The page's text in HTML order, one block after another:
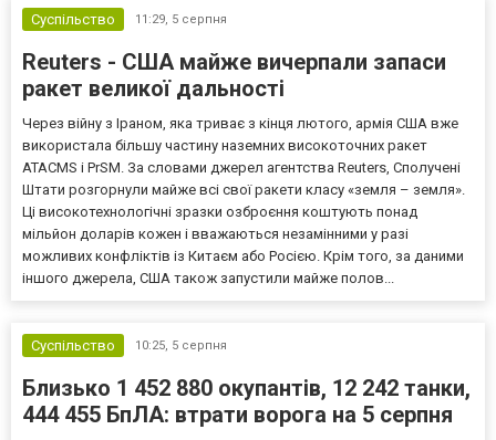
Суспільство
11:29, 5 серпня
Reuters - США майже вичерпали запаси
ракет великої дальності
Через війну з Іраном, яка триває з кінця лютого, армія США вже
використала більшу частину наземних високоточних ракет
ATACMS і PrSM. За словами джерел агентства Reuters, Сполучені
Штати розгорнули майже всі свої ракети класу «земля – земля».
Ці високотехнологічні зразки озброєння коштують понад
мільйон доларів кожен і вважаються незамінними у разі
можливих конфліктів із Китаєм або Росією. Крім того, за даними
іншого джерела, США також запустили майже полов...
Суспільство 10:25, 5 серпня
Близько 1 452 880 окупантів, 12 242 танки,
444 455 БпЛА: втрати ворога на 5 серпня